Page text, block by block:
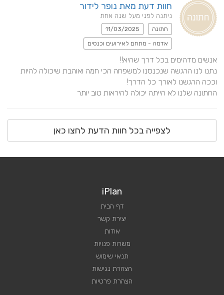
חוות דעת מאת נופר לידור
ניתנה לפני מעל שנה אחת
חתונה 11/03/2025
אדמה - מתחם לאירועים וכנסים
החתונה שלנו לא הייתה יכולה להיראות טוב יותר
לצפייה בכל חוות הדעת לחצו כאן
iPlan
דף הבית
יצירת קשר
אודות
משרות פנויות
תנאי שימוש
הצהרת נגישות
הצהרת פרטיות